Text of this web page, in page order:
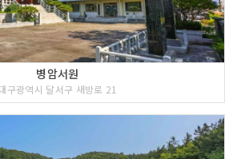
병암서원
구광역시 달서구 새방로 21